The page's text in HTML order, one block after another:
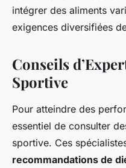
intégrer des aliments
exigences diversifiées
Conseils
Sportive
Pour atteindre des
essentiel de consulter
sportive. Ces
recommandations de